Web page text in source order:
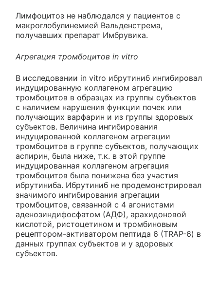
Лимфоцитоз не наблюдался у пациентов с
макроглобулинемией Вальденстрема,
получавших препарат Имбрувика.
Агрегация тромбоцитов in vitro
В исследовании in vitro ибрутиниб ингибировал
индуцированную коллагеном агрегацию
тромбоцитов в образцах из группы субъектов
с наличием нарушения функции почек или
получающих варфарин и из группы здоровых
субъектов. Величина ингибирования
индуцированной коллагеном агрегации
тромбоцитов в группе субъектов, получающих
аспирин, была ниже, т.к. в этой группе
индуцированная коллагеном агрегация
тромбоцитов была понижена без участия
ибрутиниба. Ибрутиниб не продемонстрировал
значимого ингибирования агрегации
тромбоцитов, связанной с 4 агонистами
аденозиндифосфатом (АДФ), арахидоновой
кислотой, ристоцетином и тромбиновым
рецептором-активатором пептида 6 (TRAP-6) в
данных группах субъектов и у здоровых
субъектов.